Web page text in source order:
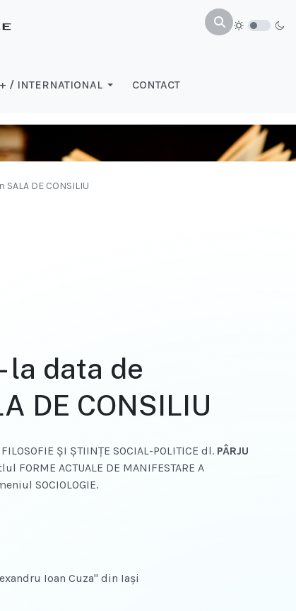
/ INTERNATIONAL CONTACT
DE CONSILIU
la data de
DE CONSILIU
ŞI ŞTIINŢE SOCIAL-POLITICE dl. PÂRJU
ACTUALE DE MANIFESTARE A
SOCIOLOGIE.
Ioan Cuza" din Iaşi